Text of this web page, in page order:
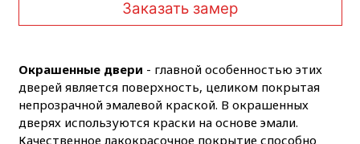
Заказать замер
Окрашенные двери - главной особенностью этих
дверей является поверхность, целиком покрытая
непрозрачной эмалевой краской. В окрашенных
дверях используются краски на основе эмали.
Качественное лакокрасочное покрытие способно